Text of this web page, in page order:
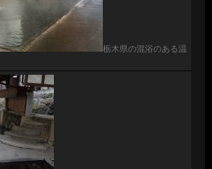
栃木県の混浴のある温